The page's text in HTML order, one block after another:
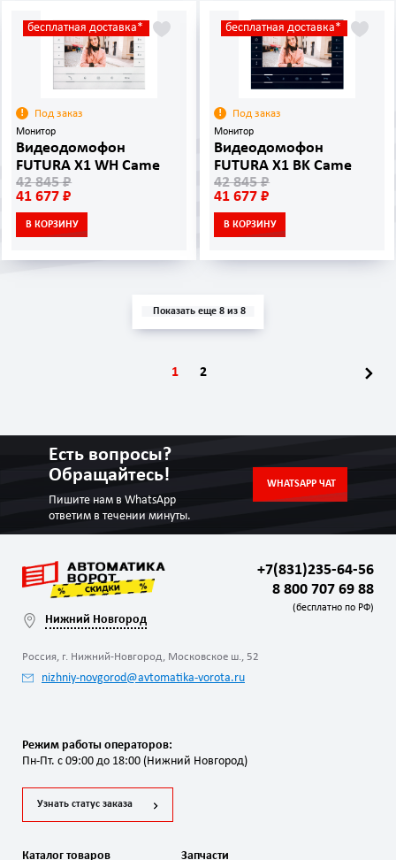
бесплатная доставка*
Под заказ
Монитор
Видеодомофон
FUTURA X1 WH Came
42 845 ₽
41 677 ₽
В КОРЗИНУ
бесплатная доставка*
Под заказ
Монитор
Видеодомофон
FUTURA X1 BK Came
42 845 ₽
41 677 ₽
В КОРЗИНУ
Показать еще 8 из 8
1 2
Есть вопросы?
Обращайтесь!
Пишите нам в WhatsApp
ответим в течении минуты.
WHATSAPP ЧАТ
Нижний Новгород
Россия, г. Нижний-Новгород, Московское ш., 52
nizhniy-novgorod@avtomatika-vorota.ru
+7(831)235-64-56
8 800 707 69 88
(бесплатно по РФ)
Режим работы операторов:
Пн-Пт. с 09:00 до 18:00 (Нижний Новгород)
Узнать статус заказа
Каталог товаров Запчасти